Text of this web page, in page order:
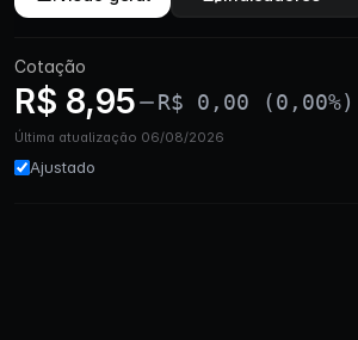
Cotação
R$ 8,95 R$ 0,00 (0,00%)
Última atualização 06/08/2026
Ajustado